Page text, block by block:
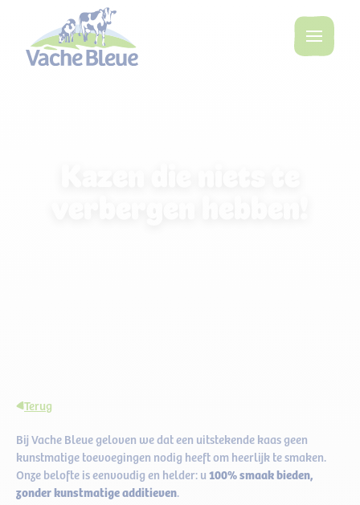
Terug
Bij Vache Bleue geloven we dat een uitstekende kaas geen
kunstmatige toevoegingen nodig heeft om heerlijk te smaken.
Onze belofte is eenvoudig en helder: u 100% smaak bieden,
zonder kunstmatige additieven.